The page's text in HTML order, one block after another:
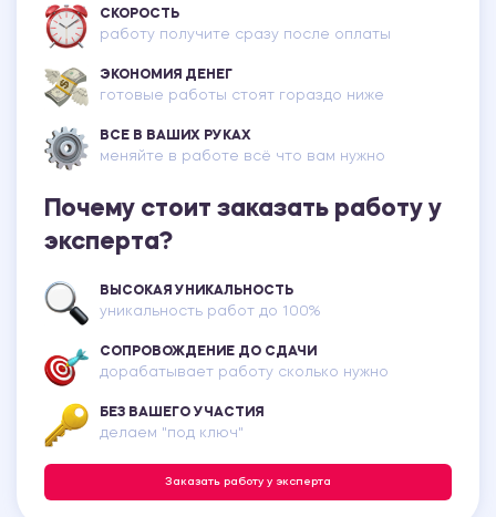
СКОРОСТЬ
работу получите сразу после оплаты
ЭКОНОМИЯ ДЕНЕГ
готовые работы стоят гораздо ниже
ВСЕ В ВАШИХ РУКАХ
меняйте в работе всё что вам нужно
Почему стоит заказать работу у
эксперта?
ВЫСОКАЯ УНИКАЛЬНОСТЬ
уникальность работ до 100%
СОПРОВОЖДЕНИЕ ДО СДАЧИ
дорабатывает работу сколько нужно
БЕЗ ВАШЕГО УЧАСТИЯ
делаем "под ключ"
Заказать работу у эксперта